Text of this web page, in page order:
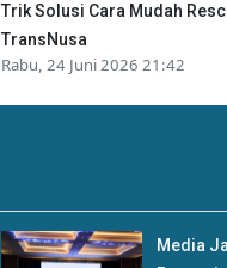
Trik Solusi Cara Mudah
TransNusa
Rabu, 24 Juni 2026 21:42
Media